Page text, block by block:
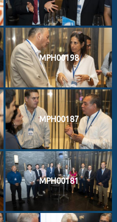
MPH00198
MPH00187
MPH00181